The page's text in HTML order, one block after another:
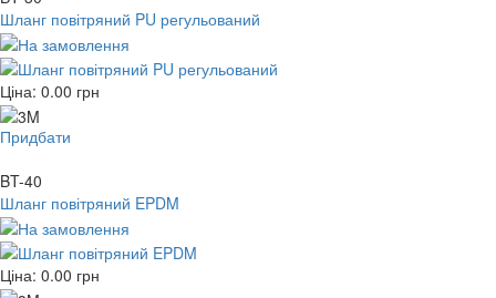
Шланг повітряний PU регульований
Ціна: 0.00 грн
Придбати
BT-40
Шланг повітряний EPDM
Ціна: 0.00 грн